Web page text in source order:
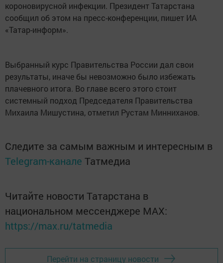
короновирусной инфекции. Президент Татарстана
сообщил об этом на пресс-конференции, пишет ИА
«Татар-информ».
Выбранный курс Правительства России дал свои
результаты, иначе бы невозможно было избежать
плачевного итога. Во главе всего этого стоит
системный подход Председателя Правительства
Михаила Мишустина, отметил Рустам Минниханов.
Следите за самым важным и интересным в
Telegram-канале Татмедиа
Читайте новости Татарстана в
национальном мессенджере MАХ:
https://max.ru/tatmedia
Перейти на страницу новости